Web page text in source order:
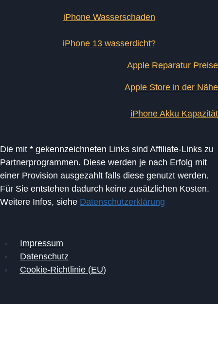
iPhone Wasserschaden
iPhone 13 wasserdicht?
Apple Reparatur Preise
Apple Store in der Nähe
iPhone Akku Kapazität
Die mit * gekennzeichneten Links sind Affiliate-Links zu
Partnerprogrammen. Diese werden je nach Erfolg mit
einer Provision ausgezahlt falls diese genutzt werden.
Für Sie entstehen dadurch keine zusätzlichen Kosten.
Weitere Infos, siehe Datenschutzerklärung
Impressum
Datenschutz
Cookie-Richtlinie (EU)